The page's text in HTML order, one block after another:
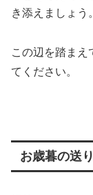
き添えましょう。
この辺を踏まえ
てください。
お歳暮の送